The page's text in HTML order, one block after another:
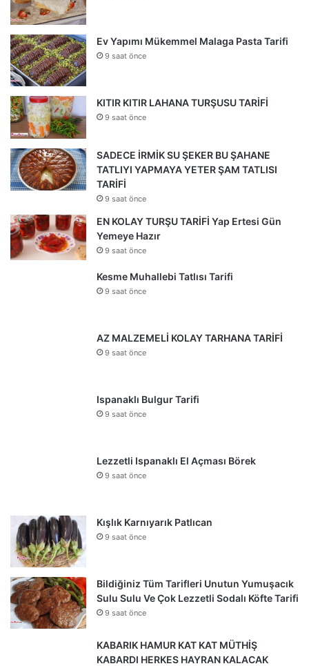
Ev Yapımı Mükemmel Malaga Pasta Tarifi
9 saat önce
KITIR KITIR LAHANA TURŞUSU TARİFİ
9 saat önce
SADECE İRMİK SU ŞEKER BU ŞAHANE
TATLIYI YAPMAYA YETER ŞAM TATLISI
TARİFİ
9 saat önce
EN KOLAY TURŞU TARİFİ Yap Ertesi Gün
Yemeye Hazır
9 saat önce
Kesme Muhallebi Tatlısı Tarifi
9 saat önce
AZ MALZEMELİ KOLAY TARHANA TARİFİ
9 saat önce
Ispanaklı Bulgur Tarifi
9 saat önce
Lezzetli Ispanaklı El Açması Börek
9 saat önce
Kışlık Karnıyarık Patlıcan
9 saat önce
Bildiğiniz Tüm Tarifleri Unutun Yumuşacık
Sulu Sulu Ve Çok Lezzetli Sodalı Köfte Tarifi
9 saat önce
KABARIK HAMUR KAT KAT MÜTHİŞ
KABARDI HERKES HAYRAN KALACAK